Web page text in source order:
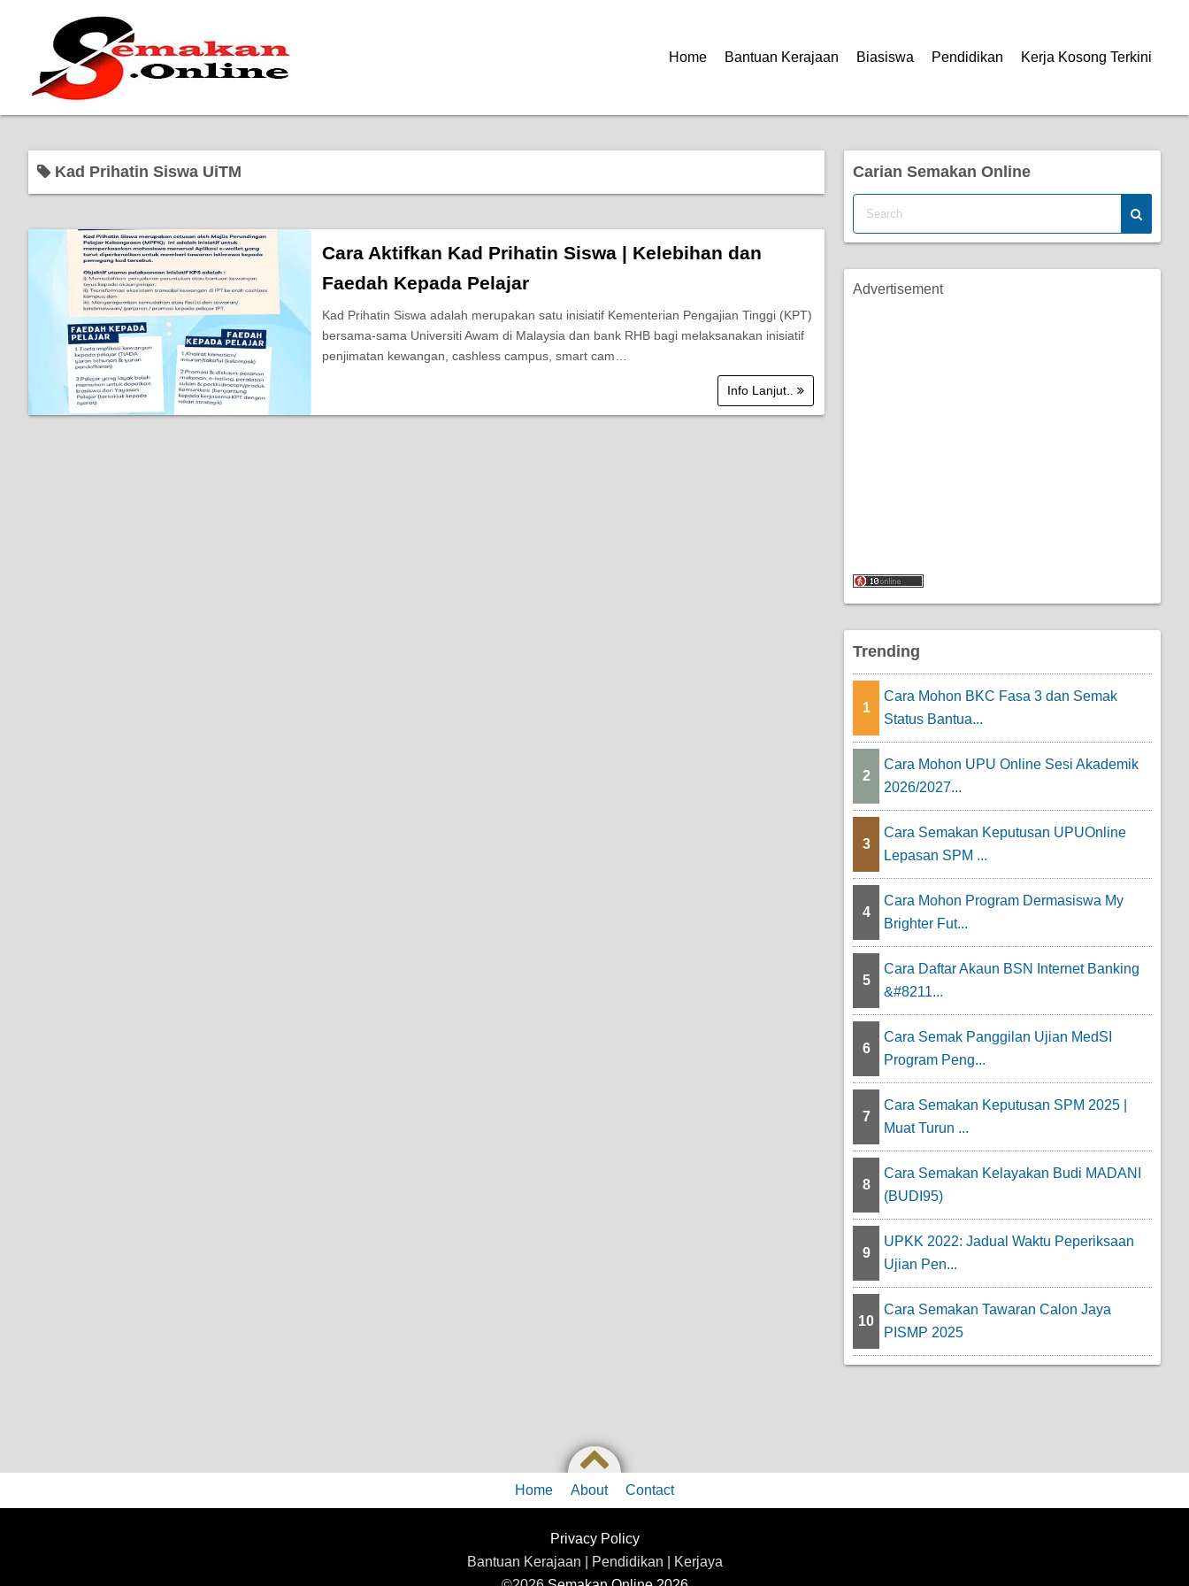
Home Bantuan Kerajaan Biasiswa Pendidikan Kerja Kosong Terkini
Kad Prihatin Siswa UiTM
Cara Aktifkan Kad Prihatin Siswa | Kelebihan dan
Faedah Kepada Pelajar
Kad Prihatin Siswa adalah merupakan satu inisiatif Kementerian Pengajian Tinggi (KPT)
bersama-sama Universiti Awam di Malaysia dan bank RHB bagi melaksanakan inisiatif
penjimatan kewangan, cashless campus, smart cam…
Info Lanjut..
Carian Semakan Online
Advertisement
Trending
1
Cara Mohon BKC Fasa 3 dan Semak
Status Bantua...
2
Cara Mohon UPU Online Sesi Akademik
2026/2027...
3
Cara Semakan Keputusan UPUOnline
Lepasan SPM ...
4
Cara Mohon Program Dermasiswa My
Brighter Fut...
5
Cara Daftar Akaun BSN Internet Banking
&#8211...
6
Cara Semak Panggilan Ujian MedSI
Program Peng...
7
Cara Semakan Keputusan SPM 2025 |
Muat Turun ...
8
Cara Semakan Kelayakan Budi MADANI
(BUDI95)
9
UPKK 2022: Jadual Waktu Peperiksaan
Ujian Pen...
10
Cara Semakan Tawaran Calon Jaya
PISMP 2025
Home About Contact
Privacy Policy
Bantuan Kerajaan | Pendidikan | Kerjaya